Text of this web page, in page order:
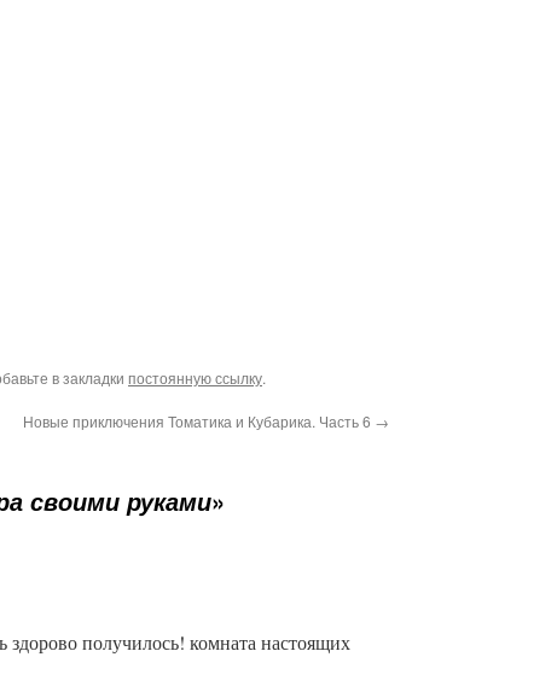
в закладки постоянную ссылку.
Новые приключения Томатика и Кубарика. Часть 6 →
своими руками»
получилось! комната настоящих